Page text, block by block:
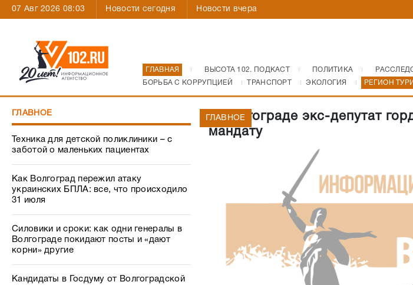
07 Авг 2026 08:03 Новости сегодня Новости вчера
ГЛАВНАЯ ВЫСОТА 102. ПОДКАСТ ПОЛИТИКА
БОРЬБА С КОРРУПЦИЕЙ
ТРАНСПОРТ ЭКОЛОГИЯ РЕГИОН
ГЛАВНОЕ
Техника для детской поликлиники – с
заботой о маленьких пациентах
Как Волгоград пережил атаку
украинских БПЛА: все, что происходило
31 июля
Силовики и сроки: как одни генералы в
Волгограде покидают посты и «дают
корни» другие
Кандидаты в Госдуму от Волгоградской
В Волгограде экс-депутат
мандату
ГЛАВНОЕ